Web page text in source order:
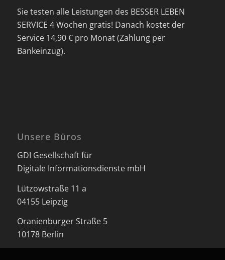
Sie testen alle Leistungen des BESSER LEBEN
SERVICE 4 Wochen gratis! Danach kostet der
Service 14,90 € pro Monat (Zahlung per
Bankeinzug).
Unsere Büros
GDI Gesellschaft für
Digitale Informationsdienste mbH
Lützowstraße 11 a
04155 Leipzig
Oranienburger Straße 5
10178 Berlin